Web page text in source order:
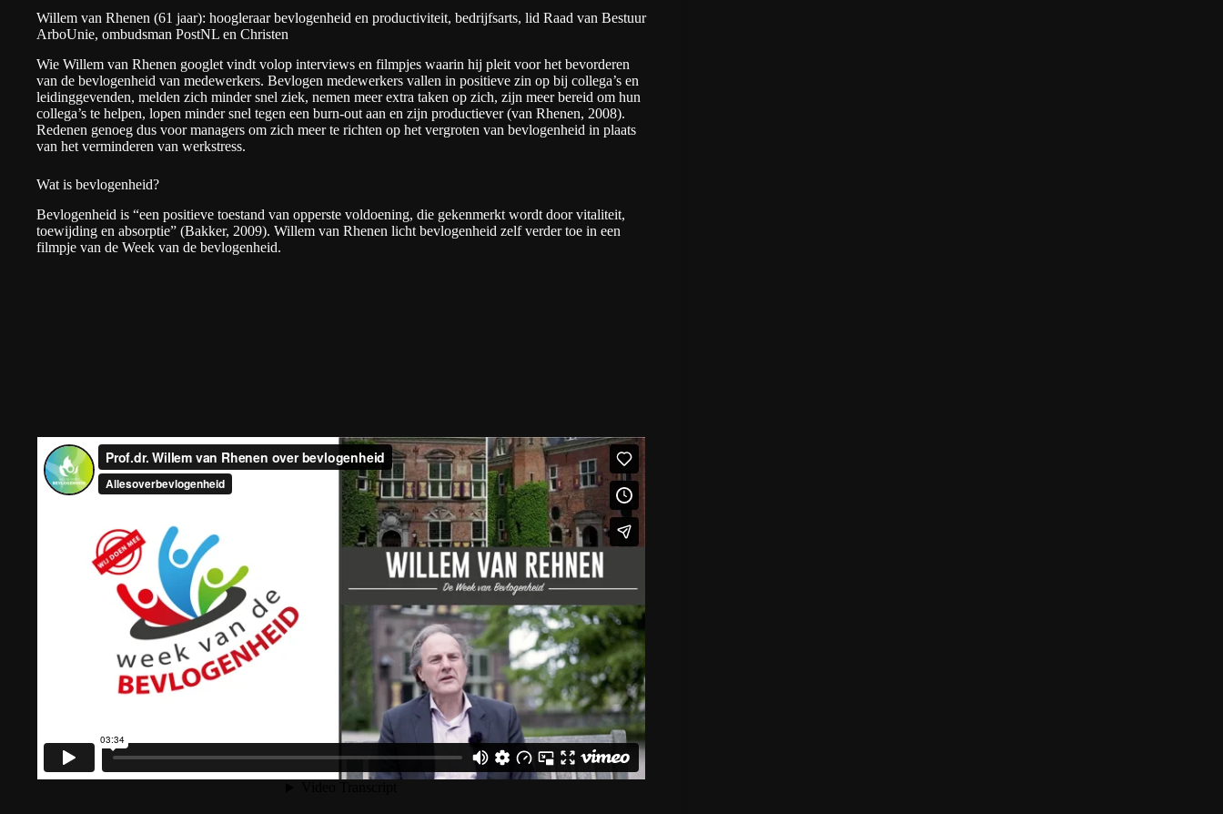
Willem van Rhenen (61 jaar): hoogleraar bevlogenheid en productiviteit, bedrijfsarts, lid Raad van Bestuur
ArboUnie, ombudsman PostNL en Christen
Wie Willem van Rhenen googlet vindt volop interviews en filmpjes waarin hij pleit voor het bevorderen
van de bevlogenheid van medewerkers. Bevlogen medewerkers vallen in positieve zin op bij collega’s en
leidinggevenden, melden zich minder snel ziek, nemen meer extra taken op zich, zijn meer bereid om hun
collega’s te helpen, lopen minder snel tegen een burn-out aan en zijn productiever (van Rhenen, 2008).
Redenen genoeg dus voor managers om zich meer te richten op het vergroten van bevlogenheid in plaats
van het verminderen van werkstress.
Wat is bevlogenheid?
Bevlogenheid is “een positieve toestand van opperste voldoening, die gekenmerkt wordt door vitaliteit,
toewijding en absorptie” (Bakker, 2009). Willem van Rhenen licht bevlogenheid zelf verder toe in een
filmpje van de Week van de bevlogenheid.